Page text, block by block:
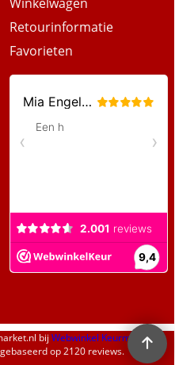
Retourinformatie
Favorieten
bij Webwinkel Keurmerk
op 2120 reviews.